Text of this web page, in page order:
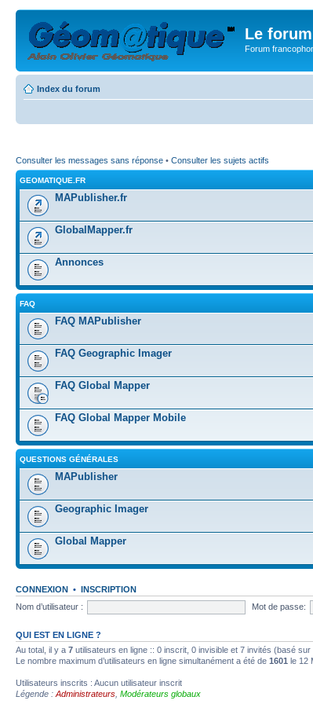
Le
Forum
Index du forum
Consulter les messages sans réponse • Consulter les sujets actifs
GEOMATIQUE.FR
MAPublisher.fr
GlobalMapper.fr
Annonces
FAQ
FAQ MAPublisher
FAQ Geographic Imager
FAQ Global Mapper
FAQ Global Mapper Mobile
QUESTIONS GÉNÉRALES
MAPublisher
Geographic Imager
Global Mapper
CONNEXION • INSCRIPTION
Nom d’utilisateur :
Mot de passe:
QUI EST EN LIGNE ?
Au total, il y a 7 utilisateurs en ligne :: 0 inscrit, 0 invisible et 7 invités (basé
Le nombre maximum d’utilisateurs en ligne simultanément a été de 1601 le 12
Utilisateurs inscrits : Aucun utilisateur inscrit
Légende : Administrateurs Modérateurs globaux